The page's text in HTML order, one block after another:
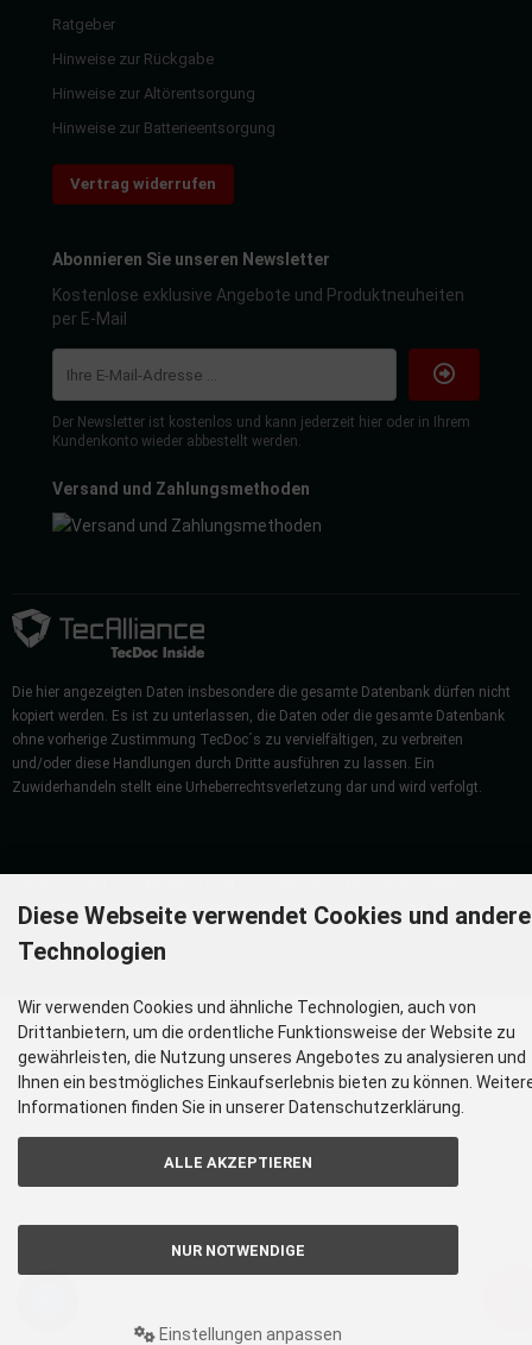
Ratgeber
Hinweise zur Rückgabe
Hinweise zur Altörentsorgung
Hinweise zur Batterieentsorgung
Vertrag widerrufen
Abonnieren Sie unseren Newsletter
Kostenlose exklusive Angebote und Produktneuheiten
per E-Mail
Der Newsletter ist kostenlos und kann jederzeit hier oder in Ihrem
Kundenkonto wieder abbestellt werden.
Versand und Zahlungsmethoden
Die hier angezeigten Daten insbesondere die gesamte Datenbank dürfen nicht
kopiert werden. Es ist zu unterlassen, die Daten oder die gesamte Datenbank
ohne vorherige Zustimmung TecDoc´s zu vervielfältigen, zu verbreiten
und/oder diese Handlungen durch Dritte ausführen zu lassen. Ein
Zuwiderhandeln stellt eine Urheberrechtsverletzung dar und wird verfolgt.
Preise entsprechen dem bisherigen Preis bei Warenhandel Dick.
Warenhandel Dick © 2026
Diese Webseite verwendet Cookies und andere
Technologien
Wir verwenden Cookies und ähnliche Technologien, auch von
Drittanbietern, um die ordentliche Funktionsweise der Website zu
gewährleisten, die Nutzung unseres Angebotes zu analysieren und
Ihnen ein bestmögliches Einkaufserlebnis bieten zu können.
Informationen finden Sie in unserer Datenschutzerklärung.
ALLE AKZEPTIEREN
NUR NOTWENDIGE
Einstellungen anpassen